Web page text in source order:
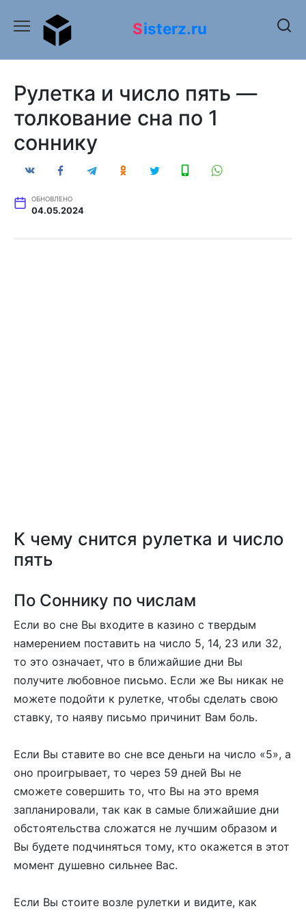
содержанию
Sisterz.ru
Рулетка и число пять —
толкование сна по 1
соннику
ОБНОВЛЕНО
04.05.2024
К чему снится рулетка и число
пять
По Соннику по числам
Если во сне Вы входите в казино с твердым
намерением поставить на число 5, 14, 23 или 32,
то это означает, что в ближайшие дни Вы
получите любовное письмо. Если же Вы никак не
можете подойти к рулетке, чтобы сделать свою
ставку, то наяву письмо причинит Вам боль.
Если Вы ставите во сне все деньги на число «5», а
оно проигрывает, то через 59 дней Вы не
сможете совершить то, что Вы на это время
запланировали, так как в самые ближайшие дни
обстоятельства сложатся не лучшим образом и
Вы будете подчиняться тому, кто окажется в этот
момент душевно сильнее Вас.
Если Вы стоите возле рулетки и видите, как